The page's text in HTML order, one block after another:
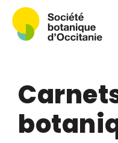
Colloque
Convergences
Herbier PCPR